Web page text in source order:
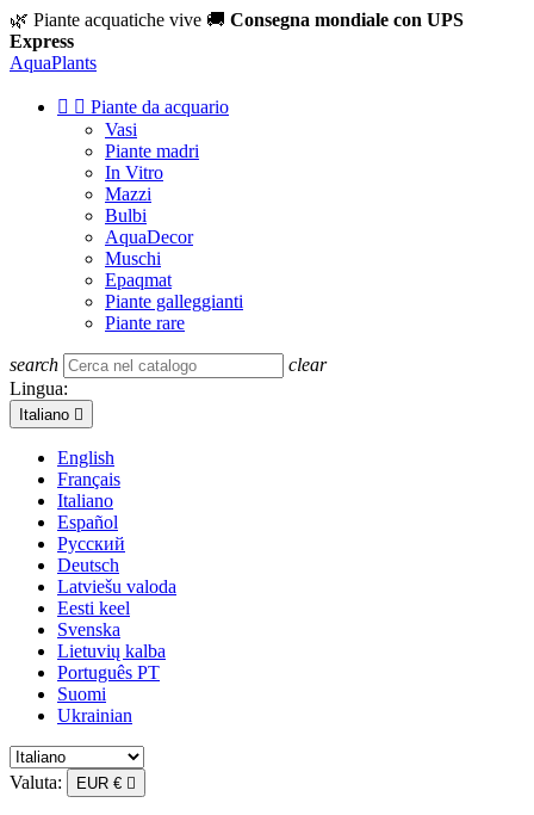
🌿 Piante acquatiche vive 🚚 Consegna mondiale con UPS
Express
AquaPlants
  Piante da acquario
Vasi
Piante madri
In Vitro
Mazzi
Bulbi
AquaDecor
Muschi
Epaqmat
Piante galleggianti
Piante rare
search
clear
Lingua:
Italiano 
English
Français
Italiano
Español
Русский
Deutsch
Latviešu valoda
Eesti keel
Svenska
Lietuvių kalba
Português PT
Suomi
Ukrainian
Valuta: EUR € 